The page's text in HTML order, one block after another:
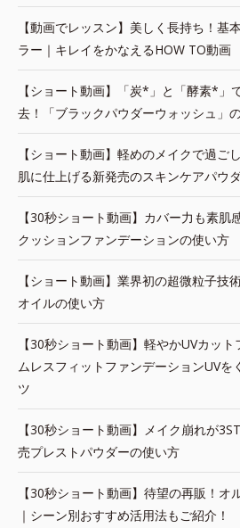
【動画でレッスン】美しく長持ち！基
ラー｜キレイをかなえるHOW TO動画
【ショート動画】「炭*」と「酵素*」
去！「ブラックパウダーウォッシュ」
【ショート動画】軽めのメイクで過ご
肌に仕上げる新発売のスキンケアパウ
【30秒ショート動画】カバー力も素
クッションファンデーションの使い方
【ショート動画】業界初の超微粒子技
オイルの使い方
【30秒ショート動画】軽やかUVカッ
ムレスフィットファンデーションUVを
ツ
【30秒ショート動画】メイク崩れが
売プレストパウダーの使い方
【30秒ショート動画】待望の再販！
｜シーン別おすすめ活用法もご紹介！